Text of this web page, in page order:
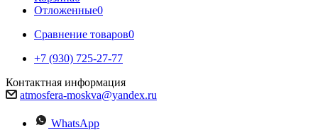
Отложенные0
Сравнение товаров0
+7 (930) 725-27-77
Контактная информация
atmosfera-moskva@yandex.ru
WhatsApp